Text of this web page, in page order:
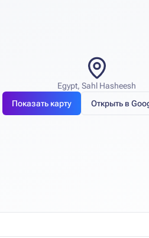
Egypt, Sahl Hasheesh
Показать карту
Открыть в